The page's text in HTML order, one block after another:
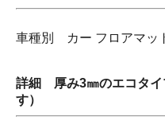
車種別 カー フロアマッ
詳細 厚み3㎜のエコタイ
す）